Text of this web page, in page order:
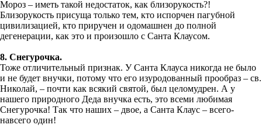
Мороз – иметь такой недостаток, как близорукость?!
Близорукость присуща только тем, кто испорчен пагубной
цивилизацией, кто приручен и одомашнен до полной
дегенерации, как это и произошло с Санта Клаусом.
8. Снегурочка.
Тоже отличительный признак. У Санта Клауса никогда не было
и не будет внучки, потому что его изуродованный прообраз – св.
Николай, – почти как всякий святой, был целомудрен. А у
нашего природного Деда внучка есть, это всеми любимая
Снегурочка! Так что наших – двое, а Санта Клаус – всего-
навсего один!